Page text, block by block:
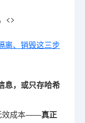
<>
离、销毁这三步
息，或只存哈希
效成本——真正